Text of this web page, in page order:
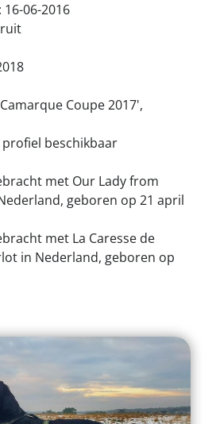
06-2016
Coupe 2017',
profiel beschikbaar
met Our Lady from
geboren op 21 april
met La Caresse de
in Nederland, geboren op